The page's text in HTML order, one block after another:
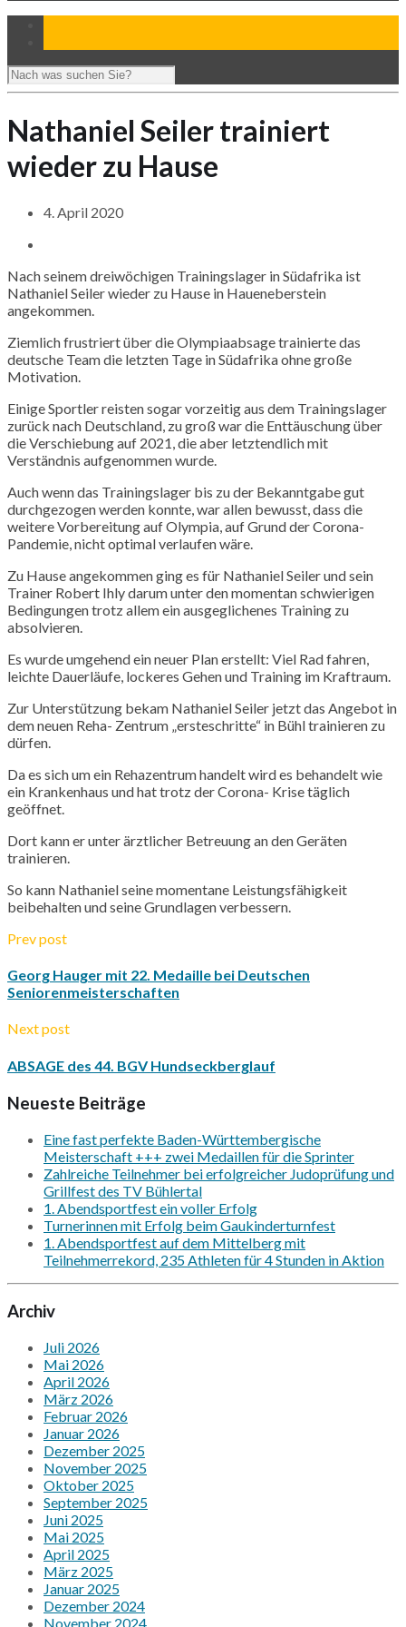
Nathaniel Seiler trainiert
wieder zu Hause
4. April 2020
Nach seinem dreiwöchigen Trainingslager in Südafrika ist
NathanielSeiler wieder zu Hause in Haueneberstein
angekommen.
Ziemlich frustriert über die Olympiaabsage trainierte das
deutsche Team die letzten Tage in Südafrika ohne große
Motivation.
Einige Sportler reisten sogar vorzeitig aus dem Trainingslager
zurück nach Deutschland, zu groß war die Enttäuschung über
die Verschiebung auf 2021, die aber letztendlich mit
Verständnis aufgenommen wurde.
Auch wenn das Trainingslager bis zu der Bekanntgabe gut
durchgezogen werden konnte, war allen bewusst, dass die
weitere Vorbereitung auf Olympia, auf Grund der Corona-
Pandemie, nicht optimal verlaufen wäre.
Zu Hause angekommen ging es für NathanielSeiler und sein
Trainer Robert Ihlydarum unter den momentan schwierigen
Bedingungen trotz allem ein ausgeglichenes Training zu
absolvieren.
Es wurde umgehend ein neuer Plan erstellt: Viel Rad fahren,
leichte Dauerläufe, lockeres Gehen und Training im Kraftraum.
Zur Unterstützung bekam NathanielSeiler jetzt das Angebot in
dem neuen Reha- Zentrum „ersteschritte“ in Bühl trainieren zu
dürfen.
Da es sich um ein Rehazentrumhandelt wird es behandelt wie
ein Krankenhaus und hat trotz derCorona- Krise täglich
geöffnet.
Dort kann er unter ärztlicher Betreuung an den Geräten
trainieren.
So kann Nathanielseine momentane Leistungsfähigkeit
beibehalten und seine Grundlagen verbessern.
Prev post
Georg Hauger mit 22. Medaille bei Deutschen
Seniorenmeisterschaften
Next post
ABSAGE des 44. BGV Hundseckberglauf
Neueste Beiträge
Eine fast perfekte Baden-Württembergische
Meisterschaft +++ zwei Medaillen für die Sprinter
Zahlreiche Teilnehmer bei erfolgreicher Judoprüfung und
Grillfest des TV Bühlertal
1. Abendsportfest ein voller Erfolg
Turnerinnen mit Erfolg beim Gaukinderturnfest
1. Abendsportfest auf dem Mittelberg mit
Teilnehmerrekord, 235 Athleten für 4 Stunden in Aktion
Archiv
Juli 2026
Mai 2026
April 2026
März 2026
Februar 2026
Januar 2026
Dezember 2025
November 2025
Oktober 2025
September 2025
Juni 2025
Mai 2025
April 2025
März 2025
Januar 2025
Dezember 2024
November 2024